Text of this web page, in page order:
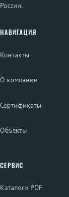
России.
НАВИГАЦИЯ
Контакты
О компании
Сертификаты
Объекты
СЕРВИС
Каталоги PDF